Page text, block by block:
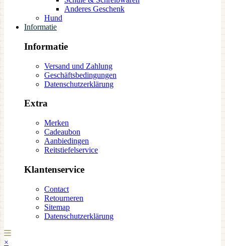
Anderes Geschenk
Hund
Informatie
Informatie
Versand und Zahlung
Geschäftsbedingungen
Datenschutzerklärung
Extra
Merken
Cadeaubon
Aanbiedingen
Reitstiefelservice
Klantenservice
Contact
Retourneren
Sitemap
Datenschutzerklärung
×